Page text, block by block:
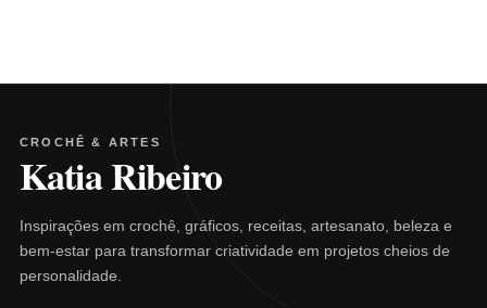
CROCHÊ & ARTES
Katia Ribeiro
Inspirações em crochê, gráficos, receitas, artesanato, beleza e
bem-estar para transformar criatividade em projetos cheios de
personalidade.